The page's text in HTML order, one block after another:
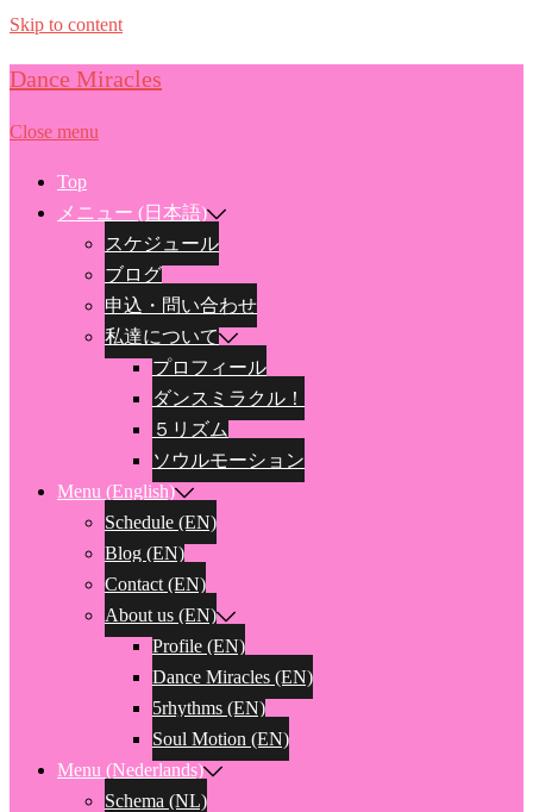
Skip to content
Dance Miracles
Close menu
Top
メニュー (日本語)
スケジュール
ブログ
申込・問い合わせ
私達について
プロフィール
ダンスミラクル！
５リズム
ソウルモーション
Menu (English)
Schedule (EN)
Blog (EN)
Contact (EN)
About us (EN)
Profile (EN)
Dance Miracles (EN)
5rhythms (EN)
Soul Motion (EN)
Menu (Nederlands)
Schema (NL)